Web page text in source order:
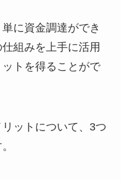
に資金調達ができ
組みを上手に活用
トを得ることがで
ットについて、3つ